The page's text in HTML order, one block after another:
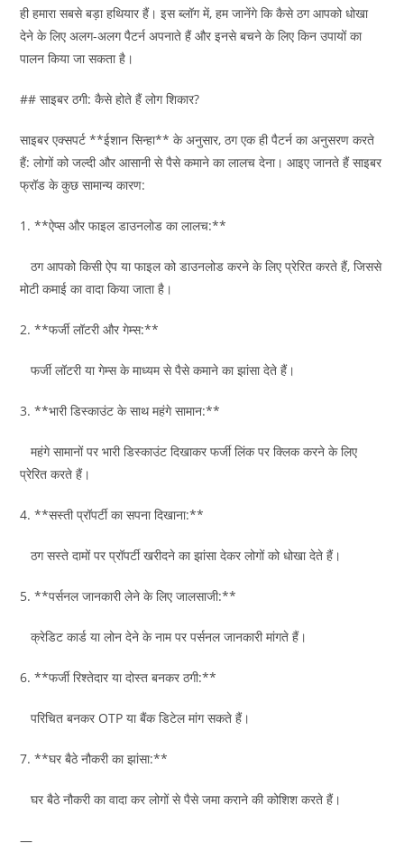
ही हमारा सबसे बड़ा हथियार हैं। इस ब्लॉग में, हम जानेंगे कि कैसे ठग आपको धोखा
देने के लिए अलग-अलग पैटर्न अपनाते हैं और इनसे बचने के लिए किन उपायों का
पालन किया जा सकता है।
## साइबर ठगी: कैसे होते हैं लोग शिकार?
साइबर एक्सपर्ट **ईशान सिन्हा** के अनुसार, ठग एक ही पैटर्न का अनुसरण करते
हैं: लोगों को जल्दी और आसानी से पैसे कमाने का लालच देना। आइए जानते हैं साइबर
फ्रॉड के कुछ सामान्य कारण:
1. **ऐप्स और फाइल डाउनलोड का लालच:**
ठग आपको किसी ऐप या फाइल को डाउनलोड करने के लिए प्रेरित करते हैं, जिससे
मोटी कमाई का वादा किया जाता है।
2. **फर्जी लॉटरी और गेम्स:**
फर्जी लॉटरी या गेम्स के माध्यम से पैसे कमाने का झांसा देते हैं।
3. **भारी डिस्काउंट के साथ महंगे सामान:**
महंगे सामानों पर भारी डिस्काउंट दिखाकर फर्जी लिंक पर क्लिक करने के लिए
प्रेरित करते हैं।
4. **सस्ती प्रॉपर्टी का सपना दिखाना:**
ठग सस्ते दामों पर प्रॉपर्टी खरीदने का झांसा देकर लोगों को धोखा देते हैं।
5. **पर्सनल जानकारी लेने के लिए जालसाजी:**
क्रेडिट कार्ड या लोन देने के नाम पर पर्सनल जानकारी मांगते हैं।
6. **फर्जी रिश्तेदार या दोस्त बनकर ठगी:**
परिचित बनकर OTP या बैंक डिटेल मांग सकते हैं।
7. **घर बैठे नौकरी का झांसा:**
घर बैठे नौकरी का वादा कर लोगों से पैसे जमा कराने की कोशिश करते हैं।
—